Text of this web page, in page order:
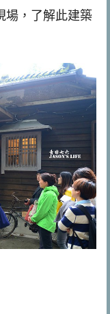
場，了解此建築